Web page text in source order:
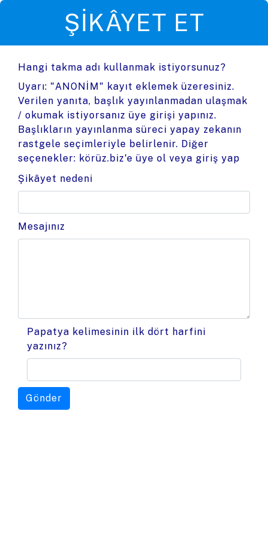
ŞIKÂYET ET
Hangi takma adı kullanmak istiyorsunuz?
Uyarı: "ANONİM" kayıt eklemek üzeresiniz.
Verilen yanıta, başlık yayınlanmadan ulaşmak
/ okumak istiyorsanız üye girişi yapınız.
Başlıkların yayınlanma süreci yapay zekanın
rastgele seçimleriyle belirlenir. Diğer
seçenekler: körüz.biz'e üye ol veya giriş yap
Şikâyet nedeni
Mesajınız
Papatya kelimesinin ilk dört harfini
yazınız?